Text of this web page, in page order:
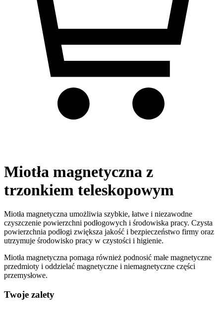
Miotła magnetyczna z
trzonkiem teleskopowym
Miotła magnetyczna umożliwia szybkie, łatwe i niezawodne
czyszczenie powierzchni podłogowych i środowiska pracy. Czysta
powierzchnia podłogi zwiększa jakość i bezpieczeństwo firmy oraz
utrzymuje środowisko pracy w czystości i higienie.
Miotła magnetyczna pomaga również podnosić małe magnetyczne
przedmioty i oddzielać magnetyczne i niemagnetyczne części
przemysłowe.
Twoje zalety